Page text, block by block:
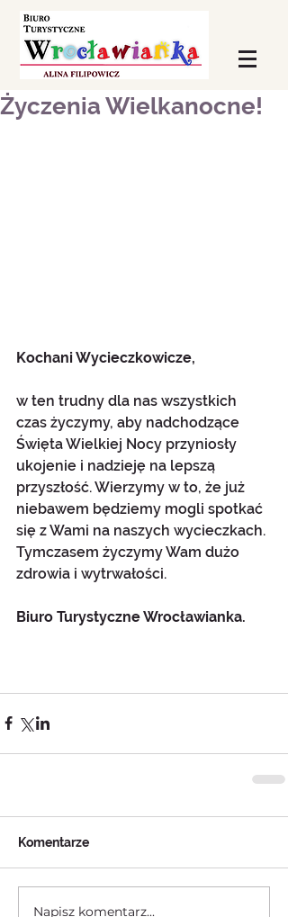
Życzenia Wielkanocne!
Kochani Wycieczkowicze,
w ten trudny dla nas wszystkich
czas życzymy, aby nadchodzące
Święta Wielkiej Nocy przyniosły
ukojenie i nadzieję na lepszą
przyszłość. Wierzymy w to, że już
niebawem będziemy mogli spotkać
się z Wami na naszych wycieczkach.
Tymczasem życzymy Wam dużo
zdrowia i wytrwałości.
Biuro Turystyczne Wrocławianka.
Komentarze
Napisz komentarz...